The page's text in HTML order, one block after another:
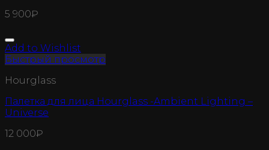
5 900₽
Add to Wishlist
Быстрый просмотр
Hourglass
Палетка для лица Hourglass -Ambient Lighting –
Universe
12 000₽